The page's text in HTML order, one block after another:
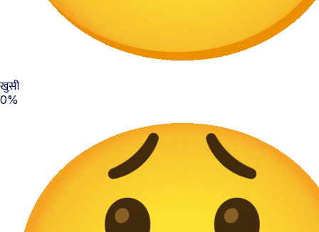
खुसी
0%